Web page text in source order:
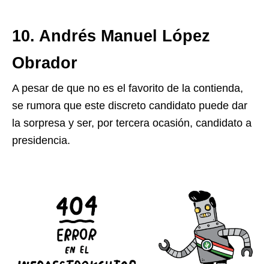
10. Andrés Manuel López
Obrador
A pesar de que no es el favorito de la contienda,
se rumora que este discreto candidato puede dar
la sorpresa y ser, por tercera ocasión, candidato a
presidencia.